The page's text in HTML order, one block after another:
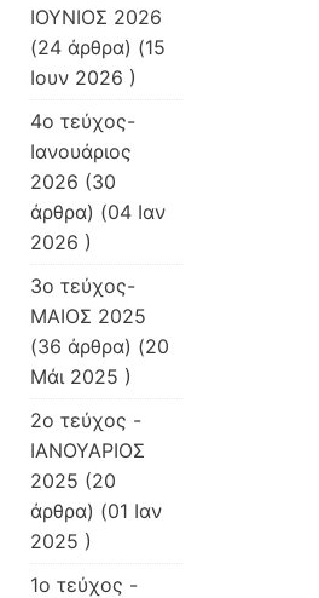
ΙΟΥΝΙΟΣ 2026
(24 άρθρα) (15
Ιουν 2026 )
4ο τεύχος-
Ιανουάριος
2026 (30
άρθρα) (04 Ιαν
2026 )
3ο τεύχος-
ΜΑΙΟΣ 2025
(36 άρθρα) (20
Μάι 2025 )
2ο τεύχος -
ΙΑΝΟΥΑΡΙΟΣ
2025 (20
άρθρα) (01 Ιαν
2025 )
1ο τεύχος -